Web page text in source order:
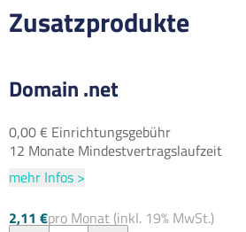
Zusatzprodukte
Domain .net
0,00 € Einrichtungsgebühr
12 Monate Mindestvertragslaufzeit
mehr Infos >
2,11 €pro Monat (inkl. 19% MwSt.)